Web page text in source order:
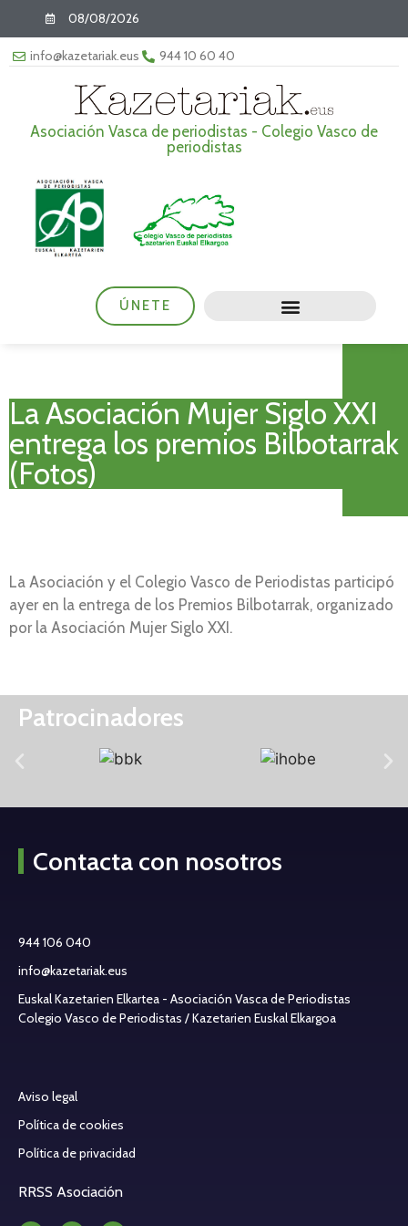
08/08/2026
info@kazetariak.eus 944 10 60 40
Asociación Vasca de periodistas - Colegio Vasco de
periodistas
ÚNETE
La Asociación Mujer Siglo XXI
entrega los premios Bilbotarrak
(Fotos)
La Asociación y el Colegio Vasco de Periodistas participó
ayer en la entrega de los Premios Bilbotarrak, organizado
por la Asociación Mujer Siglo XXI.
Patrocinadores
Contacta con nosotros
944 106 040
info@kazetariak.eus
Euskal Kazetarien Elkartea - Asociación Vasca de Periodistas
Colegio Vasco de Periodistas / Kazetarien Euskal Elkargoa
Aviso legal
Política de cookies
Política de privacidad
RRSS Asociación